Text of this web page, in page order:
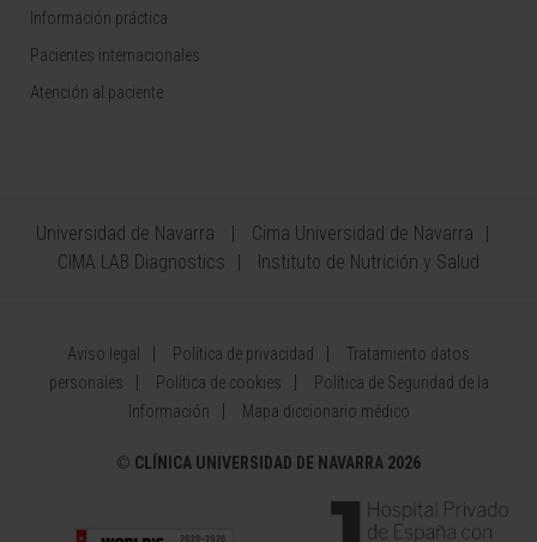
Información práctica
Pacientes internacionales
Atención al paciente
Universidad de Navarra
Cima Universidad de Navarra
CIMA LAB Diagnostics
Instituto de Nutrición y Salud
Aviso legal Política de privacidad
Tratamiento datos
personales
Política de cookies
Política de Seguridad de la
Información
Mapa diccionario médico
© CLÍNICA UNIVERSIDAD DE NAVARRA 2026